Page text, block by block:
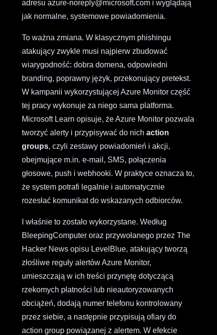
adresu azure-noreply@microsoft.com i wyglądają
jak normalne, systemowe powiadomienia.
To ważna zmiana. W klasycznym phishingu
atakujący zwykle musi najpierw zbudować
wiarygodność: dobra domena, odpowiedni
branding, poprawny język, przekonujący pretekst.
W kampanii wykorzystującej Azure Monitor część
tej pracy wykonuje za niego sama platforma.
Microsoft Learn opisuje, że Azure Monitor pozwala
tworzyć alerty i przypisywać do nich action
groups, czyli zestawy powiadomień i akcji,
obejmujące m.in. e-mail, SMS, połączenia
głosowe, push i webhooki. W praktyce oznacza to,
że system potrafi legalnie i automatycznie
rozesłać komunikat do wskazanych odbiorców.
I właśnie to zostało wykorzystane. Według
BleepingComputer oraz przywołanego przez The
Hacker News opisu LevelBlue, atakujący tworzą
złośliwe reguły alertów Azure Monitor,
umieszczają w ich treści przynętę dotyczącą
rzekomych płatności lub nieautoryzowanych
obciążeń, dodają numer telefonu kontrolowany
przez siebie, a następnie przypisują ofiary do
action group powiązanej z alertem. W efekcie